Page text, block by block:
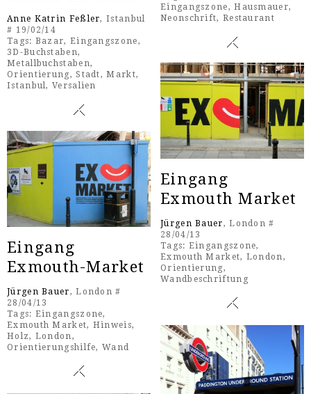
Anne Katrin Feßler, Istanbul
# 19/02/14
Tags: Bazar, Eingangszone,
3D-Buchstaben,
Metallbuchstaben,
Orientierung,Stadt,Markt,
Istanbul,Versalien
Eingangszone,Hausmauer,
Neonschrift, Restaurant
Eingang
Exmouth Market
Jürgen Bauer, London #
28/04/13
Tags: Eingangszone,
Exmouth Market, London,
Orientierung,
Wandbeschriftung
Eingang
Exmouth-Market
Jürgen Bauer, London #
28/04/13
Tags: Eingangszone,
Exmouth Market, Hinweis,
Holz, London,
Orientierungshilfe,Wand